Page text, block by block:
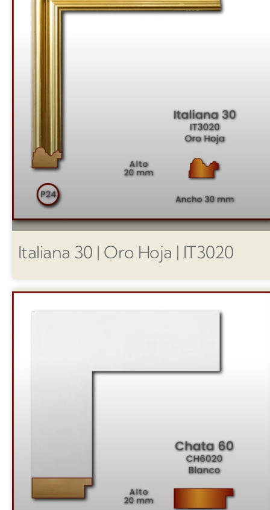
Italiana 30 | Oro Hoja | IT3020